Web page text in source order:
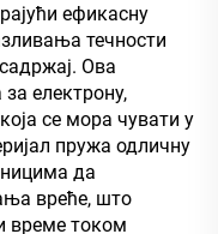
ефикасну
течности
Ова
електрону,
се мора чувати у
пружа одличну
да
вреће, што
време током